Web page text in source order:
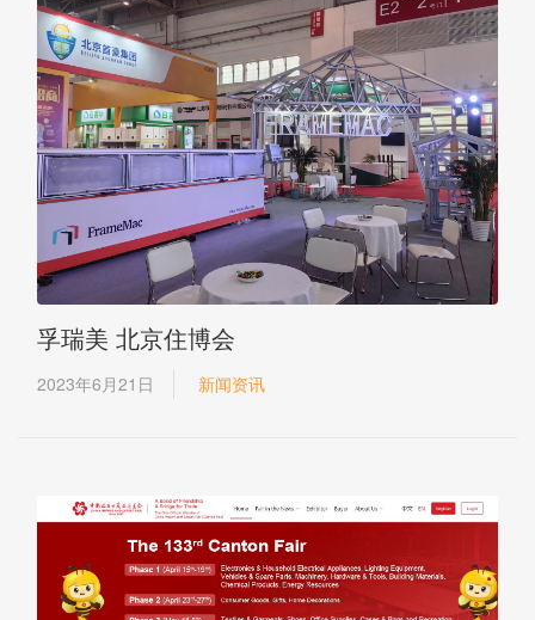
孚瑞美 北京住博会
2023年6月21日 新闻资讯